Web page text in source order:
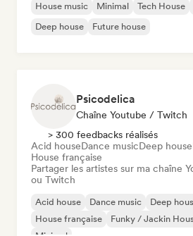
House music Minimal Tech House
Deep house
Future house
Psicodelica
Chaîne Youtube / Twitch
> 300 feedbacks réalisés
Acid houseDance musicDeep house
House française
Partager les artistes sur ma chaîne
ou Twitch
Acid house Dance music Deep
House française
Funky / Jackin